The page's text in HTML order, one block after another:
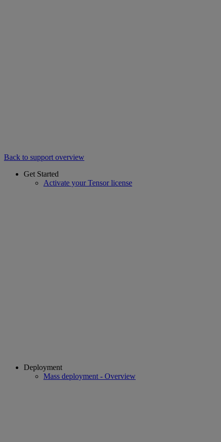
Back to support overview
Get Started
Activate your Tensor license
Deployment
Mass deployment - Overview